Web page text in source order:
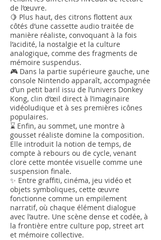
de l’œuvre.
🍋 Plus haut, des citrons flottent aux
côtés d’une cassette audio traitée de
manière réaliste, convoquant à la fois
l’acidité, la nostalgie et la culture
analogique, comme des fragments de
mémoire suspendus.
🎮 Dans la partie supérieure gauche, une
console Nintendo apparaît, accompagnée
d’un petit baril issu de l’univers Donkey
Kong, clin d’œil direct à l’imaginaire
vidéoludique et à ses premières icônes
populaires.
⌛ Enfin, au sommet, une montre à
gousset réaliste domine la composition.
Elle introduit la notion de temps, de
compte à rebours ou de cycle, venant
clore cette montée visuelle comme une
suspension finale.
✨ Entre graffiti, cinéma, jeu vidéo et
objets symboliques, cette œuvre
fonctionne comme un empilement
narratif, où chaque élément dialogue
avec l’autre. Une scène dense et codée, à
la frontière entre culture pop, street art
et mémoire collective.